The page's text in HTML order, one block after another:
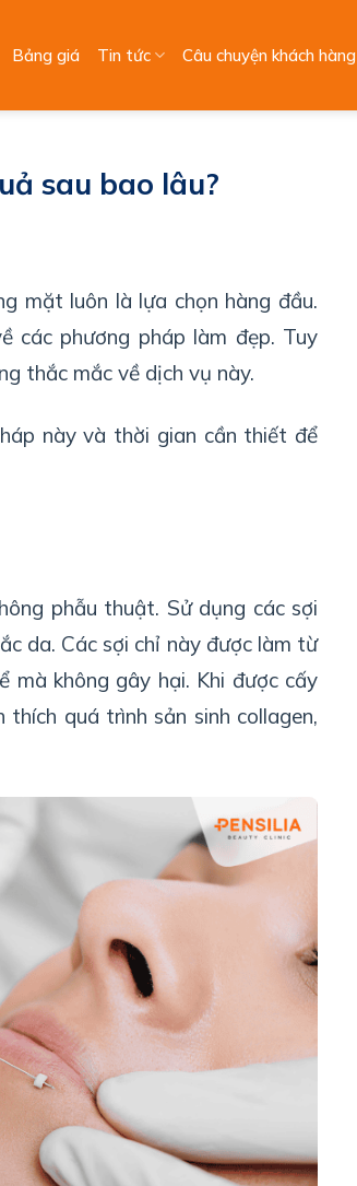
Bảng giá Tin tức Câu chuyện khách hàng
sau bao lâu?
mặt luôn là lựa chọn hàng đầu.
các phương pháp làm đẹp. Tuy
thắc mắc về dịch vụ này.
này và thời gian cần thiết để
phẫu thuật. Sử dụng các sợi
da. Các sợi chỉ này được làm từ
không gây hại. Khi được cấy
quá trình sản sinh collagen,